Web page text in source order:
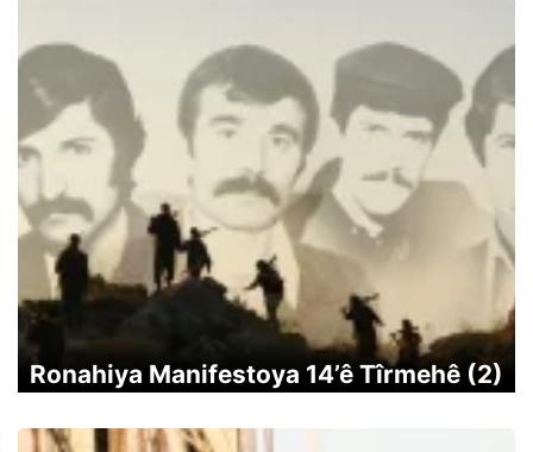
Ronahiya Manifestoya 14’ê Tîrmehê (2)